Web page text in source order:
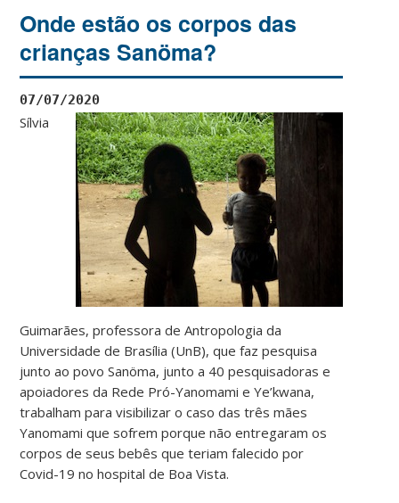
Onde estão os corpos das
crianças Sanöma?
07/07/2020
Sílvia
Guimarães, professora de Antropologia da
Universidade de Brasília (UnB), que faz pesquisa
junto ao povo Sanöma, junto a 40 pesquisadoras e
apoiadores da Rede Pró-Yanomami e Ye’kwana,
trabalham para visibilizar o caso das três mães
Yanomami que sofrem porque não entregaram os
corpos de seus bebês que teriam falecido por
Covid-19 no hospital de Boa Vista.